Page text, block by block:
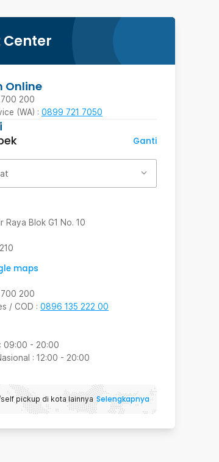
Online
700 200
(WA) : 0899 721 7050
Ganti
Raya Blok G1 No. 10
maps
700 200
/ COD : 0896 135 222 00
: 09:00 - 20:00
: 12:00 - 20:00
pickup di kota lainnya Selengkapnya